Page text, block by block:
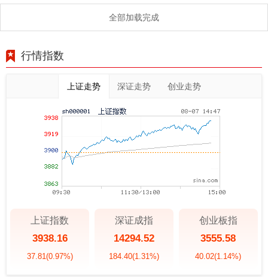
全部加载完成
行情指数
上证走势 深证走势 创业走势
上证指数
3938.16
37.81(0.97%)
深证成指
14294.52
184.40(1.31%)
创业板指
3555.58
40.02(1.14%)